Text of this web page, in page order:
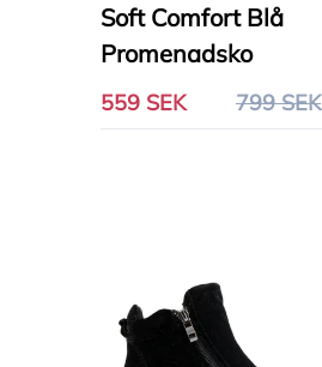
Soft Comfort Blå
Promenadsko
559 SEK 799 SEK